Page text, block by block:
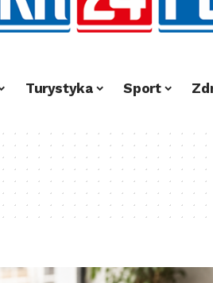
Turystyka Sport